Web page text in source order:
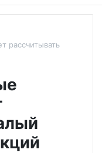
рассчитывать